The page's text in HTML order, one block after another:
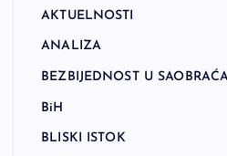
AKTUELNOSTI
ANALIZA
BEZBIJEDNOST U
BiH
BLISKI ISTOK